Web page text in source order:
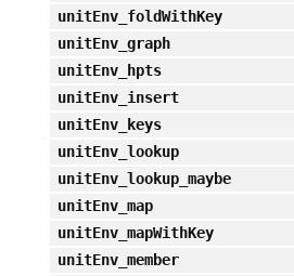
unitEnv_foldWithKey
unitEnv_graph
unitEnv_hpts
unitEnv_insert
unitEnv_keys
unitEnv_lookup
unitEnv_lookup_maybe
unitEnv_map
unitEnv_mapWithKey
unitEnv_member